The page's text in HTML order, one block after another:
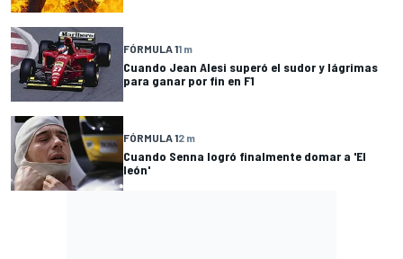
FÓRMULA 11 m
Cuando Jean Alesi superó el sudor y lágrimas
para ganar por fin en F1
FÓRMULA 12 m
Cuando Senna logró finalmente domar a 'El
león'